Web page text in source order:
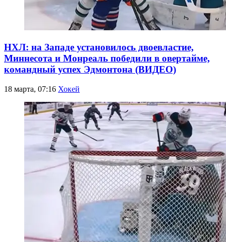
НХЛ: на Западе установилось двоевластие,
Миннесота и Монреаль победили в овертайме,
командный успех Эдмонтона (ВИДЕО)
18 марта, 07:16 Хокей